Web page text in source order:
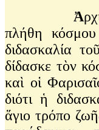
Ἀ
πλήθη
διδασκαλία
δίδασκε τὸν
καὶ οἱ
διότι ἡ
ἅγιο τρόπο